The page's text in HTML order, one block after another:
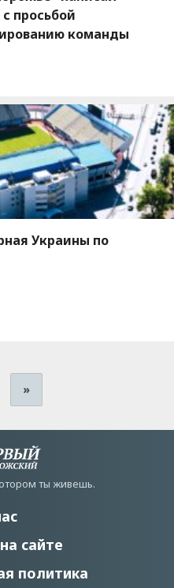
просьбой
команды
Украины по
»
ты живешь.
сайте
политика